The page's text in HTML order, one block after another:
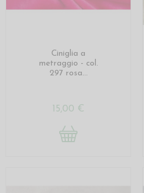
Ciniglia a
metraggio - col.
297 rosa...
15,00 €